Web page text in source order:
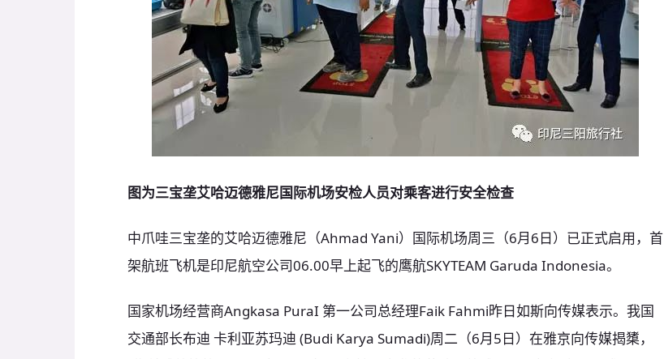
图为三宝垄艾哈迈德雅尼国际机场安检人员对乘客进行安全检查
中爪哇三宝垄的艾哈迈德雅尼（Ahmad Yani）国际机场周三（6月6日）已正式启用，首
架航班飞机是印尼航空公司06.00早上起飞的鹰航SKYTEAM Garuda Indonesia。
国家机场经营商Angkasa PuraI 第一公司总经理Faik Fahmi昨日如斯向传媒表示。我国
交通部长布迪 卡利亚苏玛迪 (Budi Karya Sumadi)周二（6月5日）在雅京向传媒揭橥，